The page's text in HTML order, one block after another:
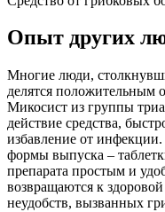
Опыт других
Многие люди,
делятся положительным
Микосист из группы
действие средства,
избавление от
формы выпуска –
препарата простым и
возвращаются к
неудобств, вызванных